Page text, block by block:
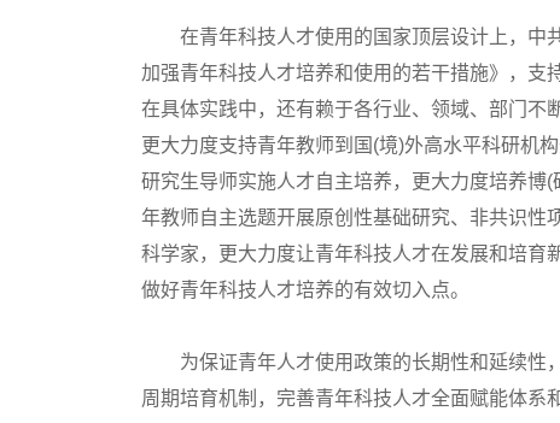
在青年科技人才使用的国家顶层设计上，中
加强青年科技人才培养和使用的若干措施》，支
在具体实践中，还有赖于各行业、领域、部门不
更大力度支持青年教师到国(境)外高水平科研机
研究生导师实施人才自主培养，更大力度培养博
年教师自主选题开展原创性基础研究、非共识性
科学家，更大力度让青年科技人才在发展和培育
做好青年科技人才培养的有效切入点。
为保证青年人才使用政策的长期性和延续性
周期培育机制，完善青年科技人才全面赋能体系